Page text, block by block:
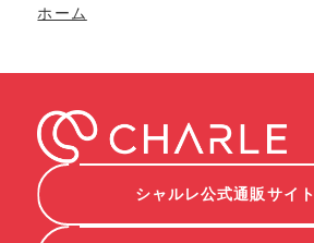
ホーム
シャルレ公式通販サイト